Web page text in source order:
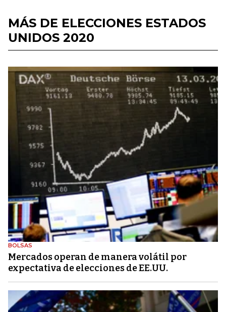
MÁS DE ELECCIONES ESTADOS
UNIDOS 2020
BOLSAS
Mercados operan de manera volátil por
expectativa de elecciones de EE.UU.